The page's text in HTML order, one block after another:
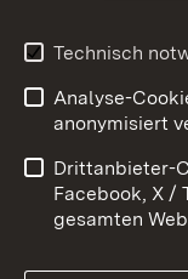
Impressum
Barrierefreiheit
Cookies
Technisch
Analyse-
anonymisiert
Drittanbieter-
Facebook, X /
gesamten